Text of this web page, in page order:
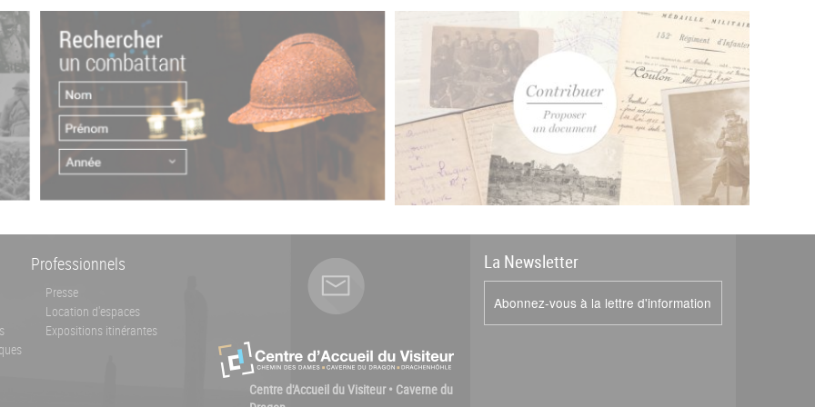
Professionnels
Presse
Location d'espaces
Expositions itinérantes
Centre d'Accueil du Visiteur • Caverne du
La Newsletter
Abonnez-vous à la lettre d'information